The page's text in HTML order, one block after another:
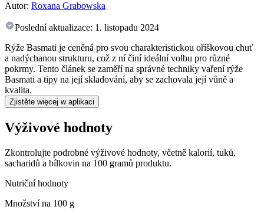
Autor: Roxana Grabowska
Poslední aktualizace: 1. listopadu 2024
Rýže Basmati je ceněná pro svou charakteristickou oříškovou chuť
a nadýchanou strukturu, což z ní činí ideální volbu pro různé
pokrmy. Tento článek se zaměří na správné techniky vaření rýže
Basmati a tipy na její skladování, aby se zachovala její vůně a
kvalita.
Zjistěte więcej w aplikaci
Výživové hodnoty
Zkontrolujte podrobné výživové hodnoty, včetně kalorií, tuků,
sacharidů a bílkovin na 100 gramů produktu.
Nutriční hodnoty
Množství na 100 g